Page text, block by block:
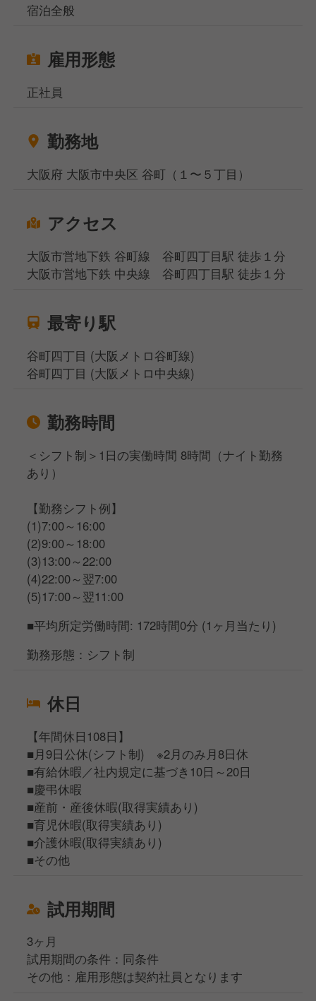
宿泊全般
雇用形態
正社員
勤務地
大阪府 大阪市中央区 谷町（１〜５丁目）
アクセス
大阪市営地下鉄 谷町線 谷町四丁目駅 徒歩１分
大阪市営地下鉄 中央線 谷町四丁目駅 徒歩１分
最寄り駅
谷町四丁目 (大阪メトロ谷町線)
谷町四丁目 (大阪メトロ中央線)
勤務時間
＜シフト制＞1日の実働時間 8時間（ナイト勤務
あり）
【勤務シフト例】
(1)7:00～16:00
(2)9:00～18:00
(3)13:00～22:00
(4)22:00～翌7:00
(5)17:00～翌11:00
■平均所定労働時間: 172時間0分 (1ヶ月当たり)
勤務形態：シフト制
休日
【年間休日108日】
■月9日公休(シフト制) ※2月のみ月8日休
■有給休暇／社内規定に基づき10日～20日
■慶弔休暇
■産前・産後休暇(取得実績あり)
■育児休暇(取得実績あり)
■介護休暇(取得実績あり)
■その他
試用期間
3ヶ月
試用期間の条件：同条件
その他：雇用形態は契約社員となります